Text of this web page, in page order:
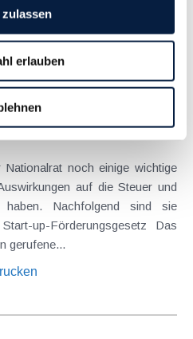
erlauben
zum
noch einige wichtige
auf die Steuer und
Nachfolgend sind sie
gerufene...